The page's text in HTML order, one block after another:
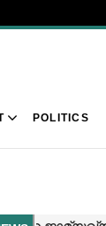
POLITICS